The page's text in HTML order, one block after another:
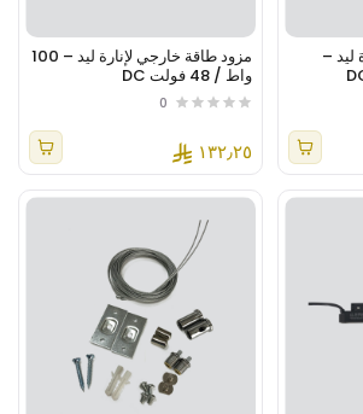
ليد –
مزود طاقة خارجي لإنارة ليد – 100
واط / 48 فولت DC
0
١٣٢٫٢٥